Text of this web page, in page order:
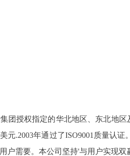
团授权指定的华北地区、东北地
元.2003年通过了ISO9001质量认
户需要。本公司坚持'与用户实现